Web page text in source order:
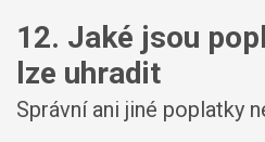
12. Jaké jsou
lze uhradit
Správní ani jiné poplatky